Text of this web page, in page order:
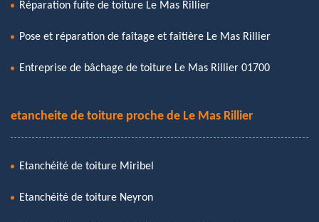
Réparation fuite de toiture Le Mas Rillier
Pose et réparation de faîtage et faîtière Le Mas Rillier
Entreprise de bâchage de toiture Le Mas Rillier 01700
etancheite de toiture proche de Le Mas Rillier
Etanchéité de toiture Miribel
Etanchéité de toiture Neyron